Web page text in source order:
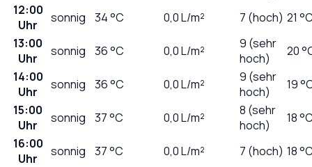
12:00
Uhr
sonnig 34°C 0,0L/m² 7 (hoch) 21
13:00
Uhr
sonnig 36°C 0,0L/m²
9 (sehr
hoch)
20
14:00
Uhr
sonnig 36°C 0,0L/m²
9 (sehr
hoch)
19
15:00
Uhr
sonnig 37°C 0,0L/m²
8 (sehr
hoch)
18
16:00
Uhr
sonnig 37°C 0,0L/m² 7 (hoch) 18